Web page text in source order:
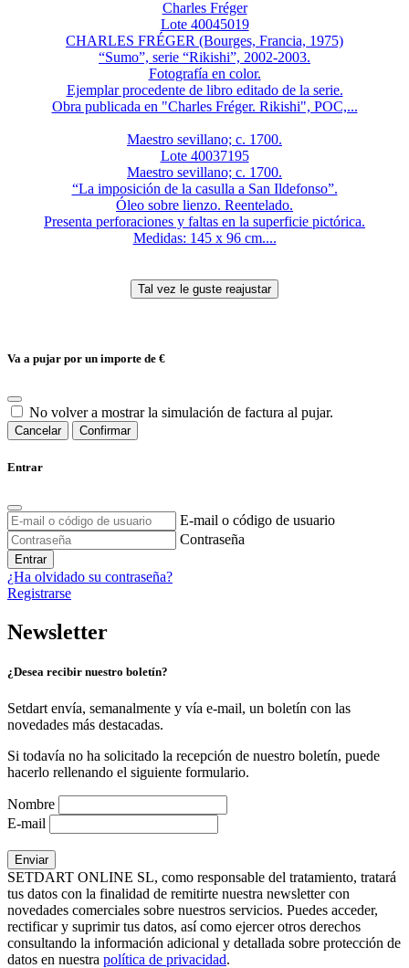
Charles Fréger
Lote 40045019
CHARLES FRÉGER (Bourges, Francia, 1975)
“Sumo”, serie “Rikishi”, 2002-2003.
Fotografía en color.
Ejemplar procedente de libro editado de la serie.
Obra publicada en "Charles Fréger. Rikishi", POC,...
Maestro sevillano; c. 1700.
Lote 40037195
Maestro sevillano; c. 1700.
“La imposición de la casulla a San Ildefonso”.
Óleo sobre lienzo. Reentelado.
Presenta perforaciones y faltas en la superficie pictórica.
Medidas: 145 x 96 cm....
Va a pujar por un importe de €
No volver a mostrar la simulación de factura al pujar.
Cancelar Confirmar
Entrar
E-mail o código de usuario
Contraseña
Entrar
¿Ha olvidado su contraseña?
Registrarse
Newsletter
¿Desea recibir nuestro boletín?
Setdart envía, semanalmente y vía e-mail, un boletín con las
novedades más destacadas.
Si todavía no ha solicitado la recepción de nuestro boletín, puede
hacerlo rellenando el siguiente formulario.
Nombre
E-mail
SETDART ONLINE SL, como responsable del tratamiento, tratará
tus datos con la finalidad de remitirte nuestra newsletter con
novedades comerciales sobre nuestros servicios. Puedes acceder,
rectificar y suprimir tus datos, así como ejercer otros derechos
consultando la información adicional y detallada sobre protección de
datos en nuestra política de privacidad.